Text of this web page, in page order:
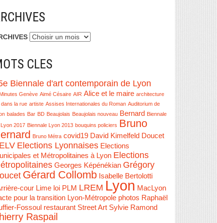
CLES
Biennale d'art contemporain de Lyon
Genève Aimé Césaire AIR Alice et le maire architecture
dans la rue artiste Assises Internationales du Roman Auditorium de
balades Bar BD Beaujolais Beaujolais nouveau Bernard
Biennale
2017 Biennale Lyon 2013 bouquins policiers Bruno
Bruno Métra covid19 David Kimelfeld Doucet
Elections Lyonnaises Elections
et Métropolitaines à Lyon Elections
Georges Képénékian Grégory
Gérard Collomb Isabelle Bertolotti
cour Lime loi PLM LREM Lyon MacLyon
pour la transition Lyon-Métropole photos Raphaël
Fossoul restaurant Street Art Sylvie Ramond
Raspail